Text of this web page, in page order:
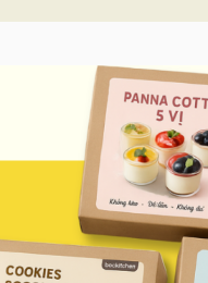
cùng hóa thân, vui chơi
hoạt động Halloween
vừa an toàn, vừa dễ tổ
những buổi workshop
sẽ là gợi ý tuyệt vời.
mang lại niềm vui khi
sáng tạo, hoạt động làm
còn giúp trẻ rèn luyện
léo, khả năng tập trung